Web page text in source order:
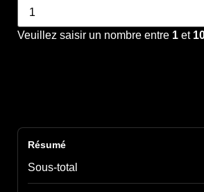
Veuillez saisir un nombre entre 1 et
Résumé
Sous-total